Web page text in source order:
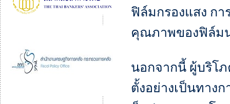
ฟิล์มกรองแสง กา
คุณภาพของฟิล์ม
นอกจากนี้ ผู้บริโ
ตั้งอย่างเป็นทาง